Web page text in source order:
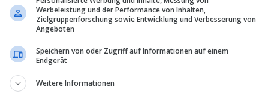
Werbeleistung und der Performance von Inhalten,
Zielgruppenforschung sowie Entwicklung und Verbesserung von
Angeboten
Speichern von oder Zugriff auf Informationen auf einem
Endgerät
Weitere Informationen